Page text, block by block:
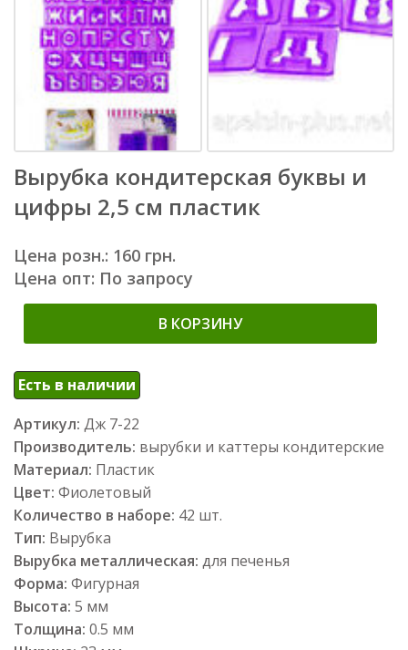
Вырубка кондитерская буквы и
цифры 2,5 см пластик
Цена розн.: 160 грн.
Цена опт: По запросу
В КОРЗИНУ
Есть в наличии
Артикул: Дж 7-22
Производитель: вырубки и каттеры кондитерские
Материал: Пластик
Цвет: Фиолетовый
Количество в наборе: 42 шт.
Тип: Вырубка
Вырубка металлическая: для печенья
Форма: Фигурная
Высота: 5 мм
Толщина: 0.5 мм